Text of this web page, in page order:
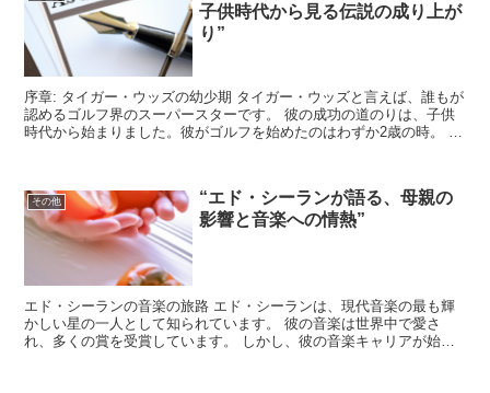
子供時代から見る伝説の成り上が
り”
序章: タイガー・ウッズの幼少期 タイガー・ウッズと言えば、誰もが
認めるゴルフ界のスーパースターです。 彼の成功の道のりは、子供
時代から始まりました。彼がゴルフを始めたのはわずか2歳の時。 父
その他
“エド・シーランが語る、母親の
影響と音楽への情熱”
エド・シーランの音楽の旅路 エド・シーランは、現代音楽の最も輝
かしい星の一人として知られています。 彼の音楽は世界中で愛さ
れ、多くの賞を受賞しています。 しかし、彼の音楽キャリアが始ま